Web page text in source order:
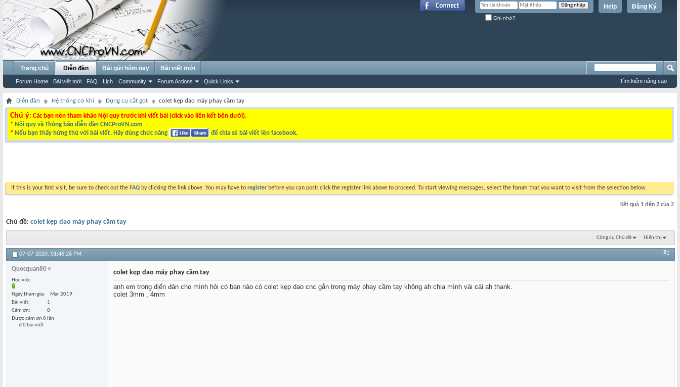
Đăng Ký
Help
Ghi nhớ?
Trang chủ Diễn đàn
Forum Home Bài viết mới FAQ Lịch Community Forum Actions Quick Links
Bài gửi hôm nay Bài viết mới
Tìm kiếm nâng cao
Diễn đàn Hệ thống cơ khí Dụng cụ cắt gọt colet kẹp dao máy phay cầm tay
Chú ý: Các bạn nên tham khảo Nội quy trước khi viết bài (click vào liên kết bên dưới).
* Nội quy và Thông báo diễn đàn CNCProVN.com
* Nếu bạn thấy hứng thú với bài viết. Hãy dùng chức năng để chia sẻ bài viết lên facebook.
If this is your first visit, be sure to check out the FAQ by clicking the link above. You may have to register before you can post: click the register link above to proceed. To start viewing messages, select the forum that you want to visit from the selection below.
Kết quả 1 đến 2 của 2
Chủ đề: colet kẹp dao máy phay cầm tay
Công cụ Chủ đề Hiển thị
07-07-2020, 01:46:26 PM #1
Quocquan80
Học việc
Ngày tham gia
Mar 2019
Bài viết
1
Cám ơn
0
Được cám ơn 0 lần
ở 0 bài viết
colet kẹp dao máy phay cầm tay
anh em trong diển đàn cho mình hỏi có bạn nào có colet kẹp dao cnc gắn trong máy phay cầm tay không ah chia mình vài cái ah thank.
colet 3mm , 4mm